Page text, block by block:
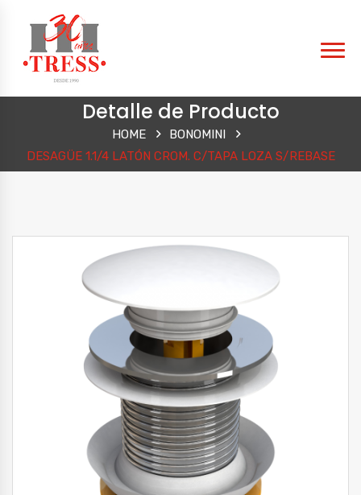
Detalle de Producto
HOME
BONOMINI
DESAGÜE 1.1/4 LATÓN CROM. C/TAPA LOZA S/REBASE